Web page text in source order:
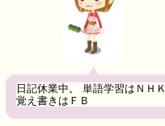
日記休業中。 単語学習はＮＨＫ
覚え書きはＦＢ